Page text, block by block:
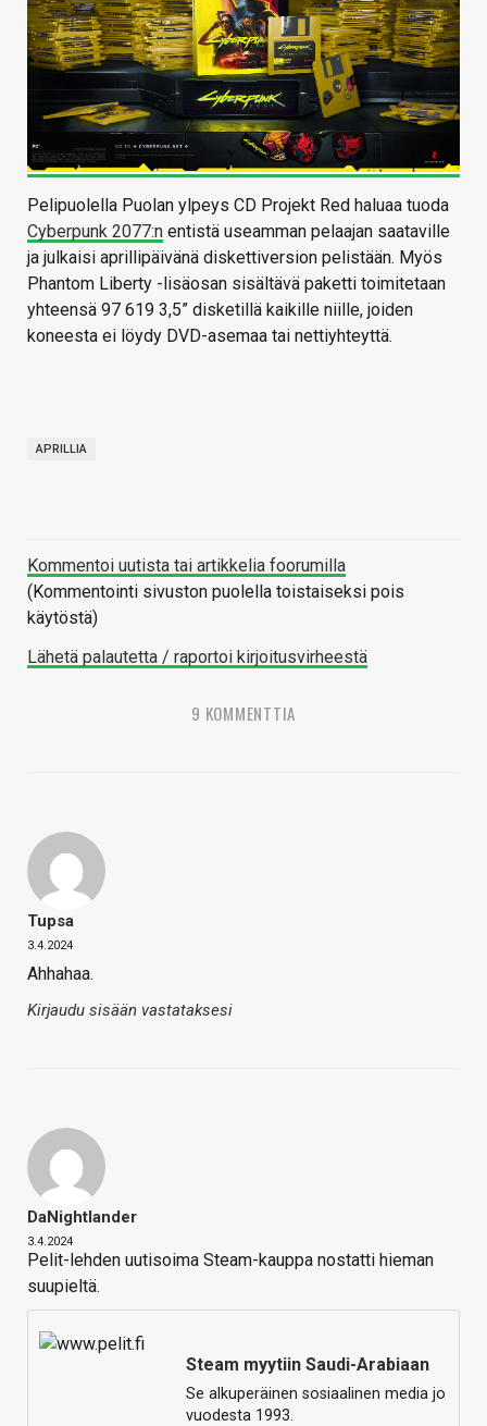
Pelipuolella Puolan ylpeys CD Projekt Red haluaa tuoda
Cyberpunk 2077:n entistä useamman pelaajan saataville
ja julkaisi aprillipäivänä diskettiversion pelistään. Myös
Phantom Liberty -lisäosan sisältävä paketti toimitetaan
yhteensä 97 619 3,5” disketillä kaikille niille, joiden
koneesta ei löydy DVD-asemaa tai nettiyhteyttä.
APRILLIA
Kommentoi uutista tai artikkelia foorumilla
(Kommentointi sivuston puolella toistaiseksi pois
käytöstä)
Lähetä palautetta / raportoi kirjoitusvirheestä
9 KOMMENTTIA
Tupsa
3.4.2024
Ahhahaa.
Kirjaudu sisään vastataksesi
DaNightlander
3.4.2024
Pelit-lehden uutisoima Steam-kauppa nostatti hieman
suupieltä.
Steam myytiin Saudi-Arabiaan
Se alkuperäinen sosiaalinen media jo
vuodesta 1993.